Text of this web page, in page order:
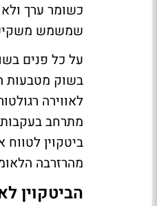
כשומר ערך
שמשמש
על כל פנים
בשוק מטבעות
לאווירה
מתרחב
ביטקוין
מהרזרבה
הביטקוין